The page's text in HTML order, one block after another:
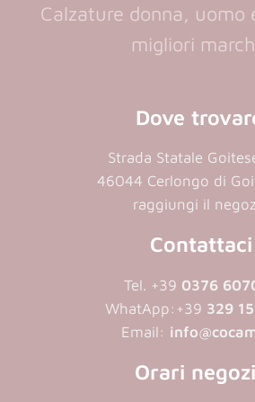
Calzature donna, uomo
migliori
Dove
Strada Statale
46044 Cerlongo di
raggiungi il
Contattaci
Tel. +39 0376
WhatApp: +39 329
Email:
Orari